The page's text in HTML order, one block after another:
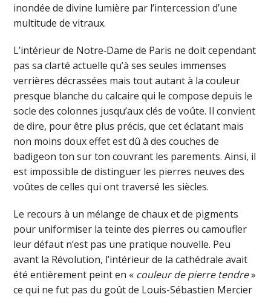
inondée de divine lumière par l’intercession d’une
multitude de vitraux.
L’intérieur de Notre‑Dame de Paris ne doit cependant
pas sa clarté actuelle qu’à ses seules immenses
verrières décrassées mais tout autant à la couleur
presque blanche du calcaire qui le compose depuis le
socle des colonnes jusqu’aux clés de voûte. Il convient
de dire, pour être plus précis, que cet éclatant mais
non moins doux effet est dû à des couches de
badigeon ton sur ton couvrant les parements. Ainsi, il
est impossible de distinguer les pierres neuves des
voûtes de celles qui ont traversé les siècles.
Le recours à un mélange de chaux et de pigments
pour uniformiser la teinte des pierres ou camoufler
leur défaut n’est pas une pratique nouvelle. Peu
avant la Révolution, l’intérieur de la cathédrale avait
été entièrement peint en « couleur de pierre tendre»
ce qui ne fut pas du goût de Louis-Sébastien Mercier